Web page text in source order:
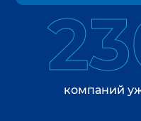
компаний